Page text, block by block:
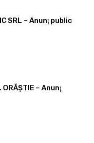
SRL – Anunţ public
– Anunţ